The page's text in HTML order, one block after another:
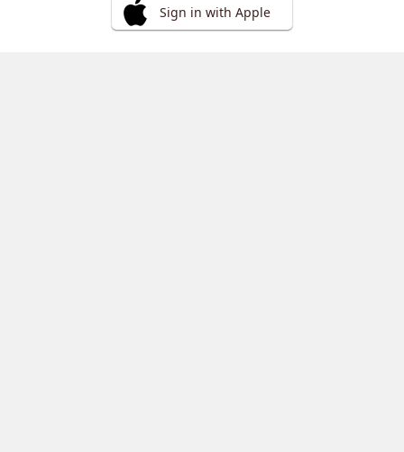
Sign in with Apple